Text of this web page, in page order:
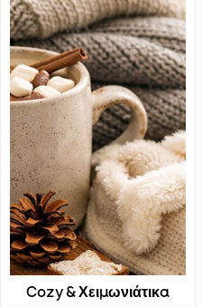
Cozy & Χειμωνιάτικα